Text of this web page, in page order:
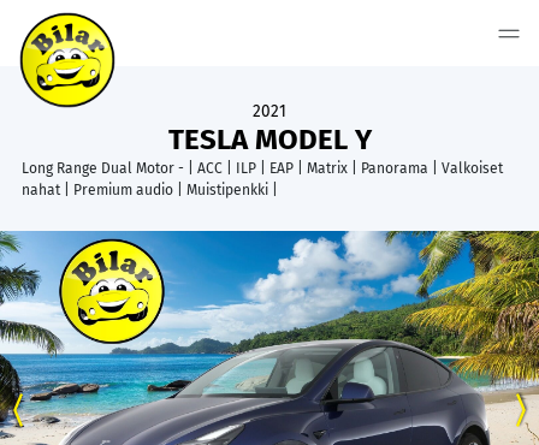
TESLA MODEL Y
2021
Long Range Dual Motor - | ACC | ILP | EAP | Matrix | Panorama | Valkoiset
nahat | Premium audio | Muistipenkki |